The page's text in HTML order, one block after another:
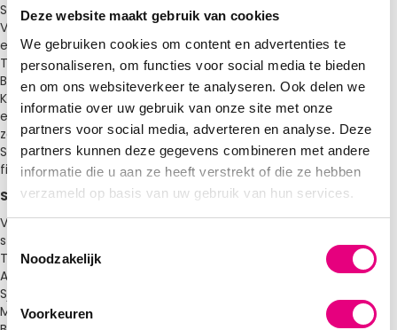
Deze website maakt gebruik van cookies
We gebruiken cookies om content en advertenties te
personaliseren, om functies voor social media te bieden
en om ons websiteverkeer te analyseren. Ook delen we
informatie over uw gebruik van onze site met onze
partners voor social media, adverteren en analyse. Deze
partners kunnen deze gegevens combineren met andere
informatie die u aan ze heeft verstrekt of die ze hebben
verzameld op basis van uw gebruik van hun services.
e
s
Noodzakelijk
Voorkeuren
Schommels
Voetbaldoel
en
Trampolines
Badminton
Kruiwagens
en
zandbakken
Steps en
fietsen
Speeltafels
Voetbaltafel
s
Tafeltennis
Airhockey
Sjoelbakken
Multigames